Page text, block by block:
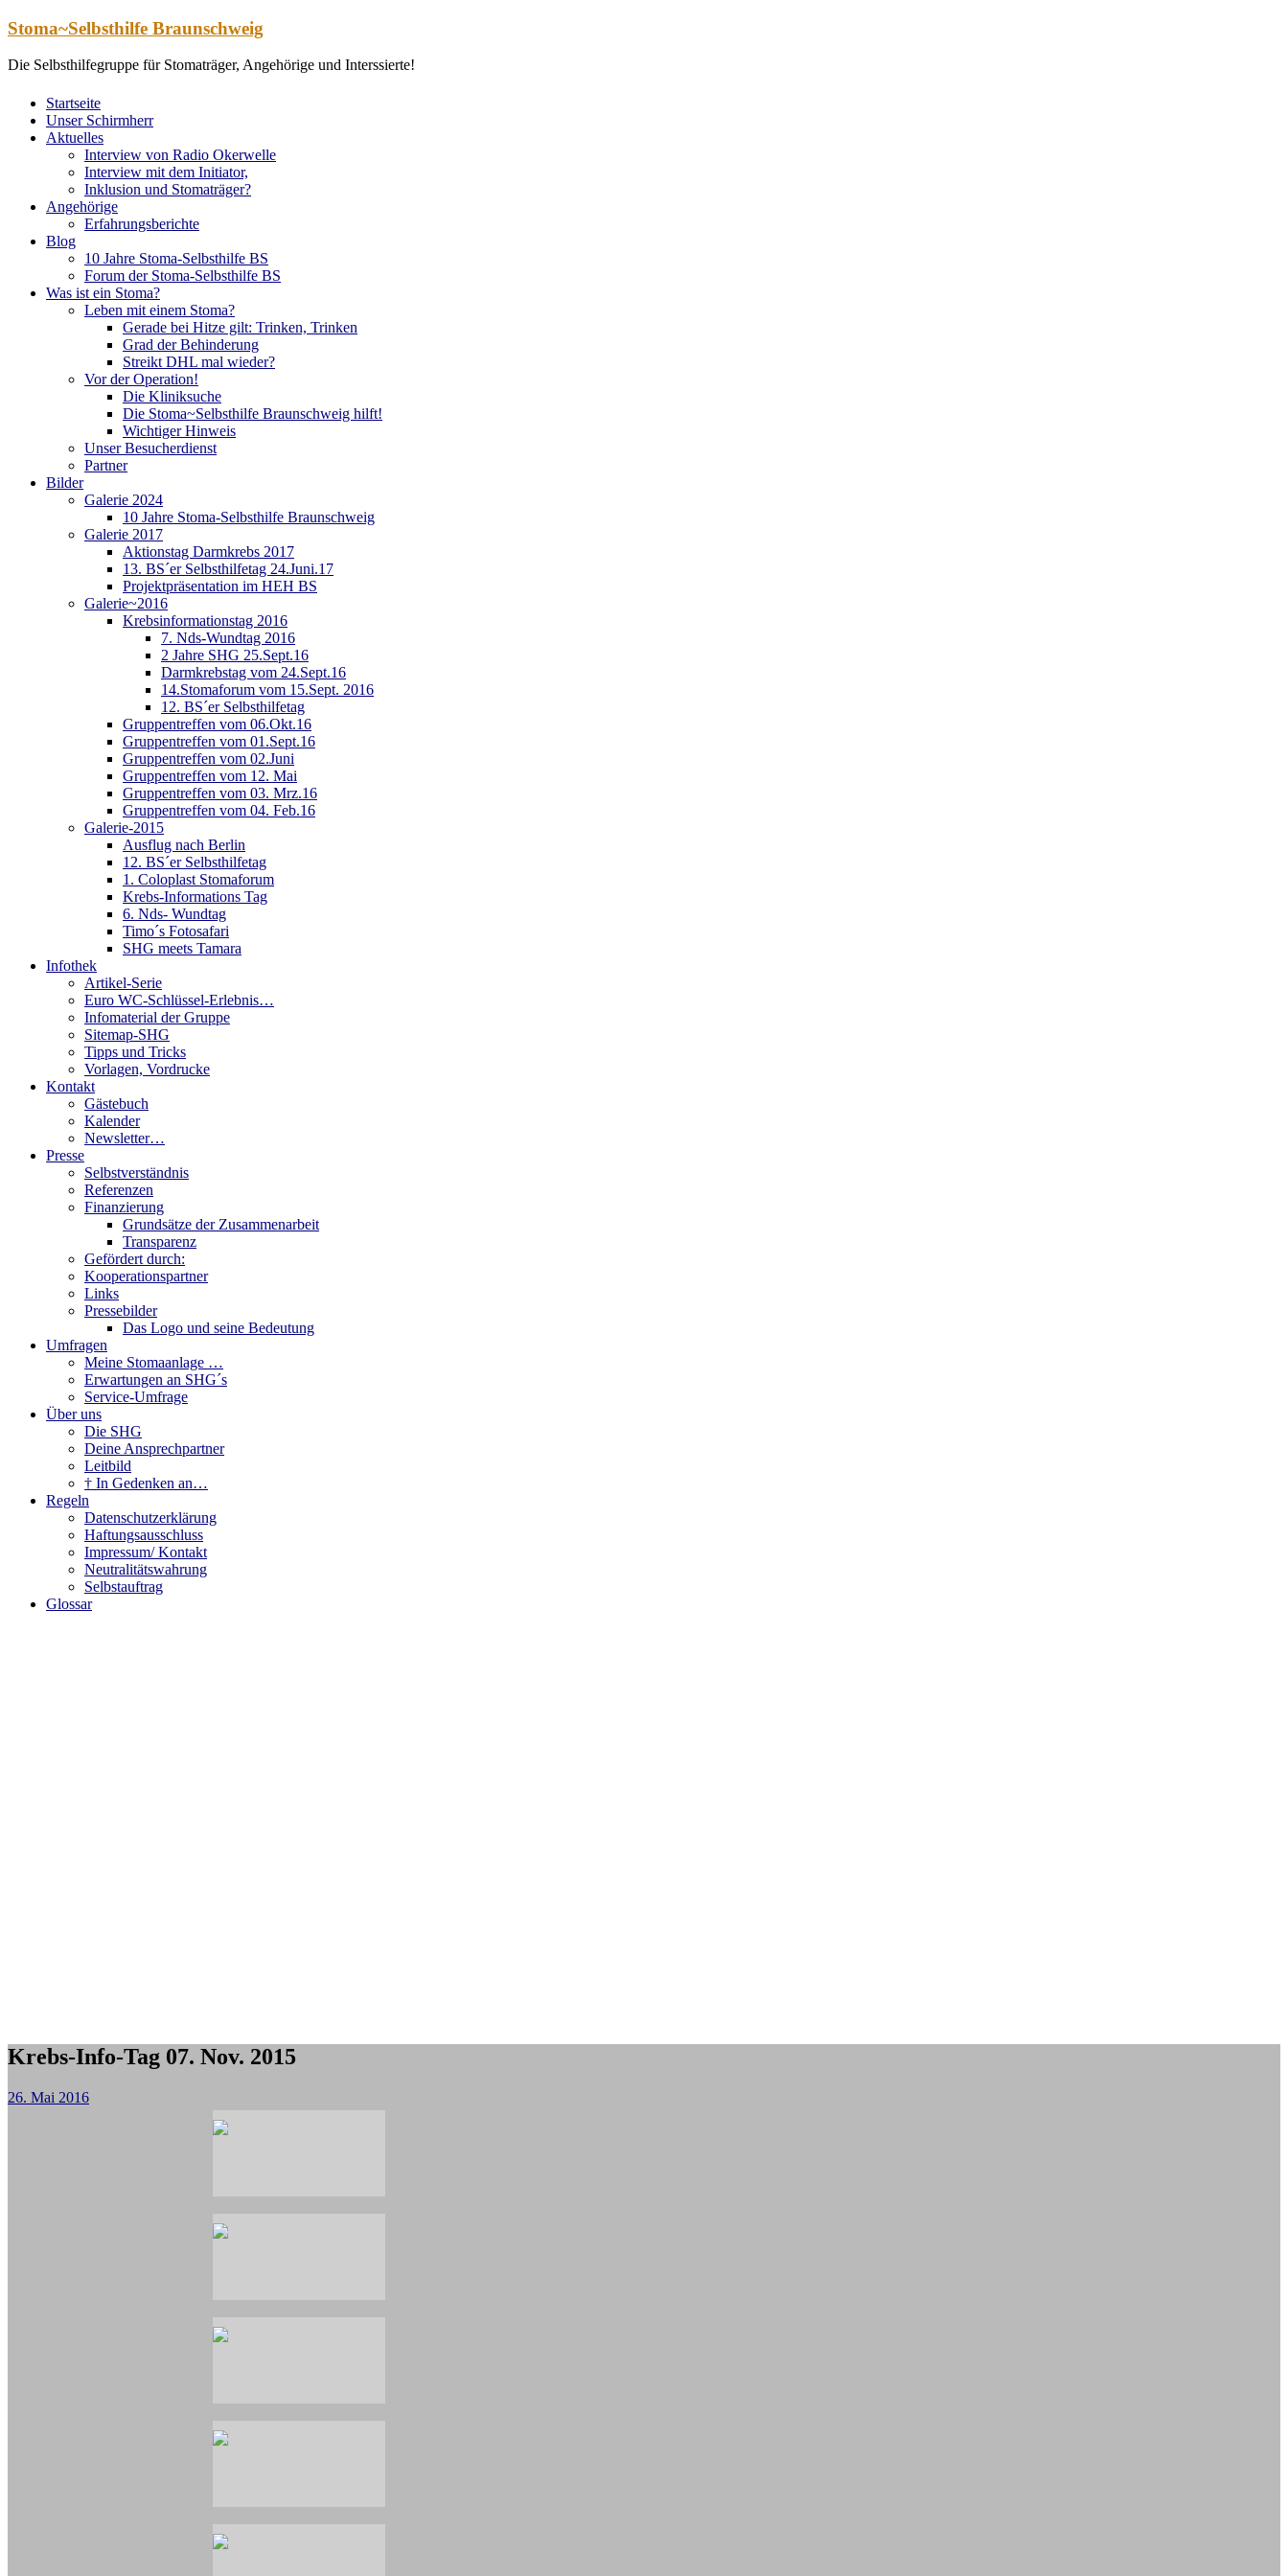
Zum
springen
Stoma~Selbsthilfe Braunschweig
Die Selbsthilfegruppe für Stomaträger, Angehörige und Interssierte!
Startseite
Unser Schirmherr
Aktuelles
Interview von Radio Okerwelle
Interview mit dem Initiator,
Inklusion und Stomaträger?
Angehörige
Erfahrungsberichte
Blog
10 Jahre Stoma-Selbsthilfe BS
Forum der Stoma-Selbsthilfe BS
Was ist ein Stoma?
Leben mit einem Stoma?
Gerade bei Hitze gilt: Trinken, Trinken
Grad der Behinderung
Streikt DHL mal wieder?
Vor der Operation!
Die Kliniksuche
Die Stoma~Selbsthilfe Braunschweig hilft!
Wichtiger Hinweis
Unser Besucherdienst
Partner
Bilder
Galerie 2024
10 Jahre Stoma-Selbsthilfe Braunschweig
Galerie 2017
Aktionstag Darmkrebs 2017
13. BS´er Selbsthilfetag 24.Juni.17
Projektpräsentation im HEH BS
Galerie~2016
Krebsinformationstag 2016
7. Nds-Wundtag 2016
2 Jahre SHG 25.Sept.16
Darmkrebstag vom 24.Sept.16
14.Stomaforum vom 15.Sept. 2016
12. BS´er Selbsthilfetag
Gruppentreffen vom 06.Okt.16
Gruppentreffen vom 01.Sept.16
Gruppentreffen vom 02.Juni
Gruppentreffen vom 12. Mai
Gruppentreffen vom 03. Mrz.16
Gruppentreffen vom 04. Feb.16
Galerie-2015
Ausflug nach Berlin
12. BS´er Selbsthilfetag
1. Coloplast Stomaforum
Krebs-Informations Tag
6. Nds- Wundtag
Timo´s Fotosafari
SHG meets Tamara
Infothek
Artikel-Serie
Euro WC-Schlüssel-Erlebnis…
Infomaterial der Gruppe
Sitemap-SHG
Tipps und Tricks
Vorlagen, Vordrucke
Kontakt
Gästebuch
Kalender
Newsletter…
Presse
Selbstverständnis
Referenzen
Finanzierung
Grundsätze der Zusammenarbeit
Transparenz
Gefördert durch:
Kooperationspartner
Links
Pressebilder
Das Logo und seine Bedeutung
Umfragen
Meine Stomaanlage …
Erwartungen an SHG´s
Service-Umfrage
Über uns
Die SHG
Deine Ansprechpartner
Leitbild
† In Gedenken an…
Regeln
Datenschutzerklärung
Haftungsausschluss
Impressum/ Kontakt
Neutralitätswahrung
Selbstauftrag
Glossar
Krebs-Info-Tag 07. Nov. 2015
26. Mai 2016